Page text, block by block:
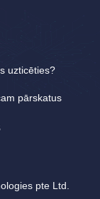
uzticēties?
pārskatus
pte Ltd.